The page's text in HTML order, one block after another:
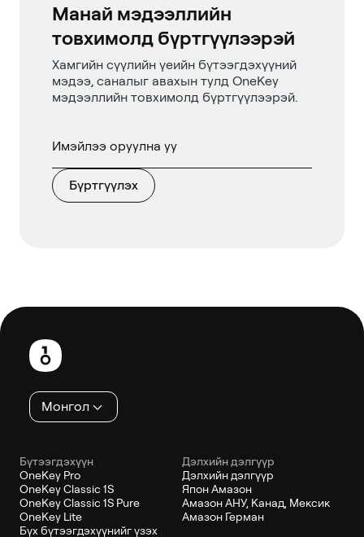
Манай мэдээллийн
товхимолд бүртгүүлээрэй
Хамгийн сүүлийн үеийн бүтээгдэхүүний
мэдээ, саналыг авахын тулд OneKey
мэдээллийн товхимолд бүртгүүлээрэй.
Бүртгүүлэх
Хөл
хэсэг
Монгол
Бүтээгдэхүүн
OneKey Pro
OneKey Classic 1S
OneKey Classic 1S Pure
OneKey Lite
Бүх бүтээгдэхүүнийг үзэх
Дэлхийн дэлгүүр
Дэлхийн дэлгүүр
Япон Амазон
Амазон АНУ, Канад, Мексик
Амазон Герман